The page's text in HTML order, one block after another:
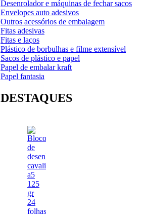
Desenrolador e máquinas de fechar sacos
Envelopes auto adesivos
Outros acessórios de embalagem
Fitas adesivas
Fitas e laços
Plástico de borbulhas e filme extensível
Sacos de plástico e papel
Papel de embalar kraft
Papel fantasia
DESTAQUES